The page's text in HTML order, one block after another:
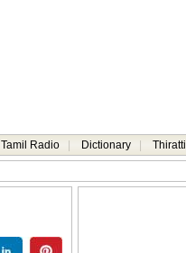
Tamil Radio Dictionary Thiratti